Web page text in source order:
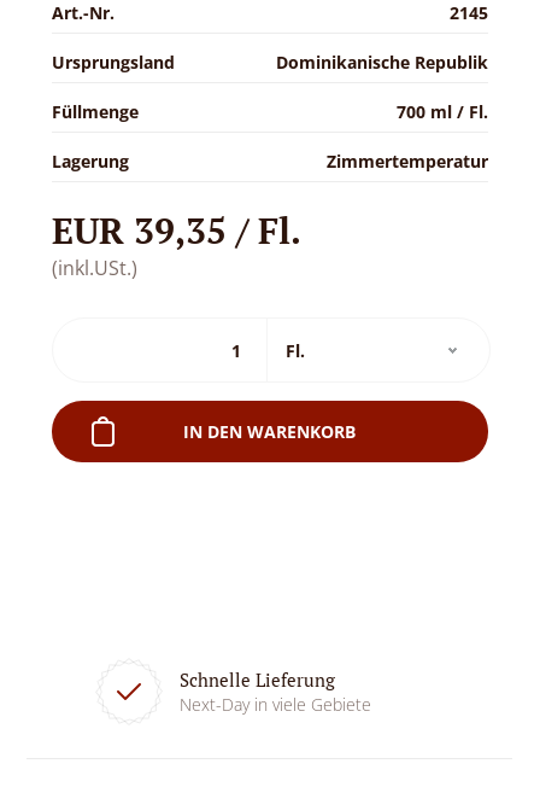
Art.-Nr. 2145
Ursprungsland Dominikanische Republik
Füllmenge 700 ml / Fl.
Lagerung Zimmertemperatur
EUR 39,35 / Fl.
(inkl.USt.)
IN DEN WARENKORB
Schnelle Lieferung
Next-Day in viele Gebiete